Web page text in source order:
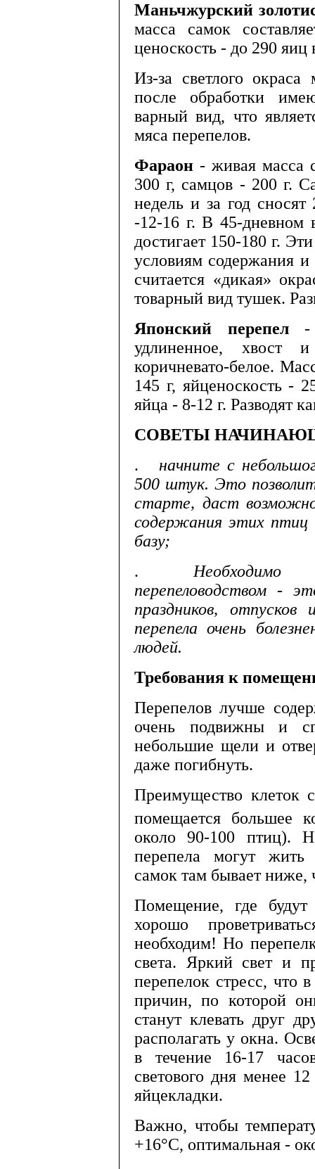
Маньчжурский
масса самок
ценоскость - до 290 яиц
Из-за светлого
после обработ­ки
варный вид, что
мяса перепелов.
Фараон - живая масса
300 г, сам­цов - 200 г.
недель и за год
-12-16 г. В 45-дневном
достигает 150-180 г.
условиям содержания
считается «ди­кая»
товарный вид тушек.
Японский
перепел
-
удлиненное, хвост
коричневато-белое.
145 г, яйцено­скость -
яйца - 8-12 г. Разводят
СОВЕТЫ
. начните с
500 штук. Это
старте, даст
содержания этих птиц
базу;
. Необходимо
перепеловодством -
празд­ников, отпусков
перепела очень
людей.
Требования к
Перепелов лучше
очень подвижны и
небольшие щели и
даже по­гибнуть.
Преимущество клеток
помещается большее
около 90-100 птиц).
перепела могут жить
самок там бывает ниже,
Помещение, где будут
хорошо
необходим! Но
света. Яр­кий свет и
перепелок стресс, что
причин, по которой
станут клевать друг
распола­гать у окна.
в течение 16-17
светового дня менее
яйцекладки.
Важно, чтобы
+16°С, оптимальная -